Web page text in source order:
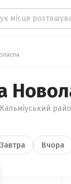
Завтра Вчора